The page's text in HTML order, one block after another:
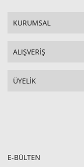
KURUMSAL
ALIŞVERİŞ
ÜYELİK
E-BÜLTEN